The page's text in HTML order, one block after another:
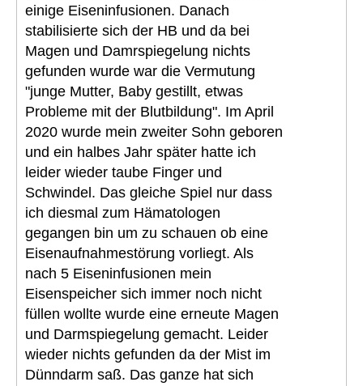
einige Eiseninfusionen. Danach
stabilisierte sich der HB und da bei
Magen und Damrspiegelung nichts
gefunden wurde war die Vermutung
"junge Mutter, Baby gestillt, etwas
Probleme mit der Blutbildung". Im April
2020 wurde mein zweiter Sohn geboren
und ein halbes Jahr später hatte ich
leider wieder taube Finger und
Schwindel. Das gleiche Spiel nur dass
ich diesmal zum Hämatologen
gegangen bin um zu schauen ob eine
Eisenaufnahmestörung vorliegt. Als
nach 5 Eiseninfusionen mein
Eisenspeicher sich immer noch nicht
füllen wollte wurde eine erneute Magen
und Darmspiegelung gemacht. Leider
wieder nichts gefunden da der Mist im
Dünndarm saß. Das ganze hat sich